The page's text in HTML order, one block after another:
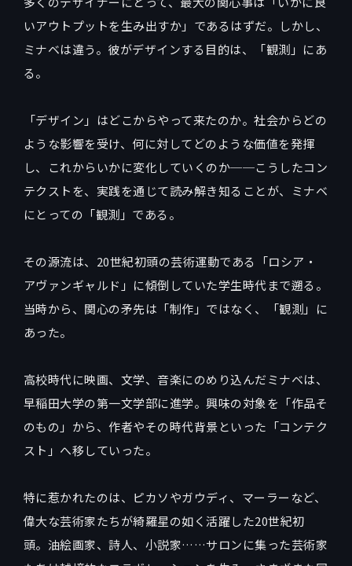
いアウトプットを生み出すか」であるはずだ。しかし、
ミナベは違う。彼がデザインする目的は、「観測」にあ
る。
「デザイン」はどこからやって来たのか。社会からどの
ような影響を受け、何に対してどのような価値を発揮
し、これからいかに変化していくのか──こうしたコン
テクストを、実践を通じて読み解き知ることが、ミナベ
にとっての「観測」である。
その源流は、20世紀初頭の芸術運動である「ロシア・
アヴァンギャルド」に傾倒していた学生時代まで遡る。
当時から、関心の矛先は「制作」ではなく、「観測」に
あった。
高校時代に映画、文学、音楽にのめり込んだミナベは、
早稲田大学の第一文学部に進学。興味の対象を「作品そ
のもの」から、作者やその時代背景といった「コンテク
スト」へ移していった。
特に惹かれたのは、ピカソやガウディ、マーラーなど、
偉大な芸術家たちが綺羅星の如く活躍した20世紀初
頭。油絵画家、詩人、小説家……サロンに集った芸術家